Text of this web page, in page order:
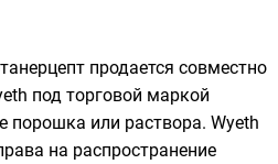
продается совместно
под торговой маркой
порошка или раствора. Wyeth
на распространение